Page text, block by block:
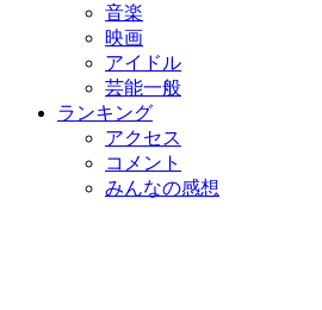
音楽
映画
アイドル
芸能一般
ランキング
アクセス
コメント
みんなの感想